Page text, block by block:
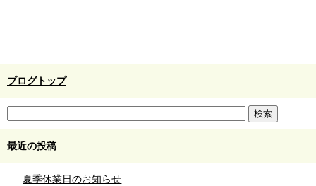
ブログトップ
最近の投稿
夏季休業日のお知らせ